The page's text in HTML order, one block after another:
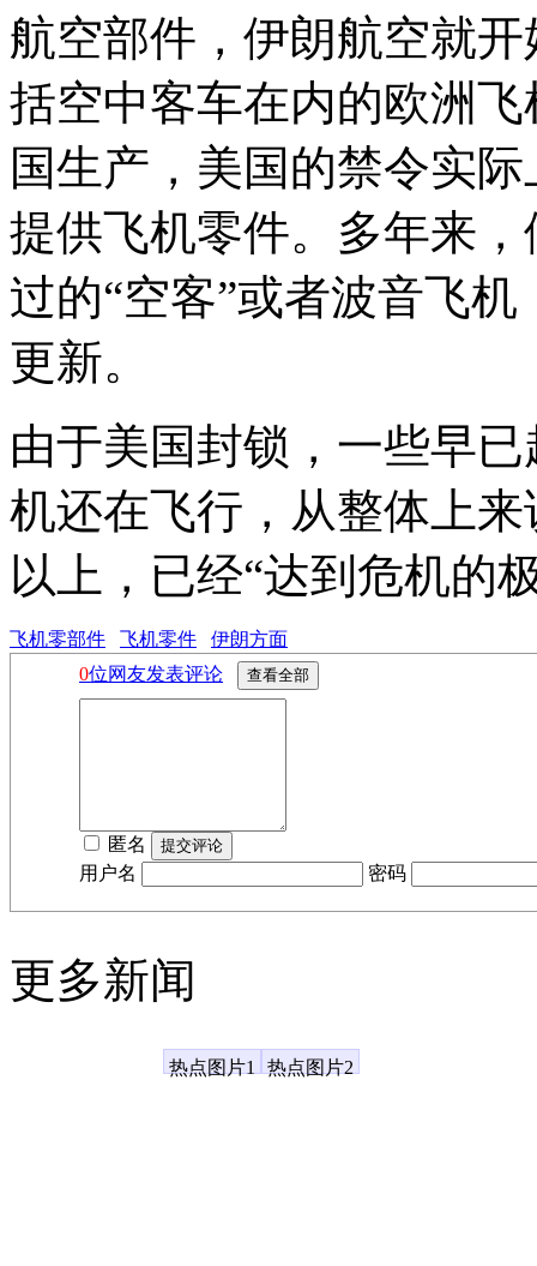
航空部件，伊朗航空就
括空中客车在内的欧洲
国生产，美国的禁令实
提供飞机零件。多年来
过的“空客”或者波音飞
更新。
由于美国封锁，一些早
机还在飞行，从整体上
以上，已经“达到危机的
飞机零部件 飞机零件
伊朗方面
0位网友发表评论
匿名
用户名
密码
更多新闻
热点图片1 热点图片2